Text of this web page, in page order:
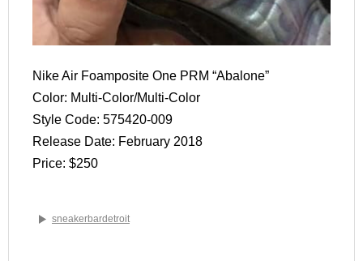
Nike Air Foamposite One PRM “Abalone”
Color: Multi-Color/Multi-Color
Style Code: 575420-009
Release Date: February 2018
Price: $250
sneakerbardetroit